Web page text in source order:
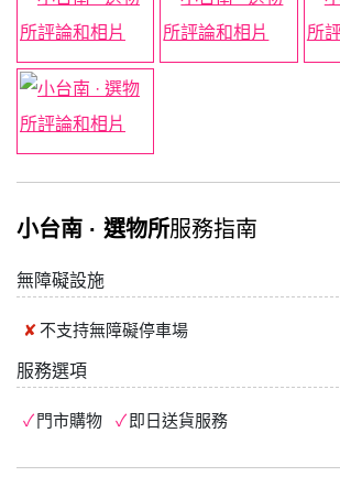
小台南 · 選物所服務指南
無障礙設施
不支持無障礙停車場
服務選項
門市購物 即日送貨服務